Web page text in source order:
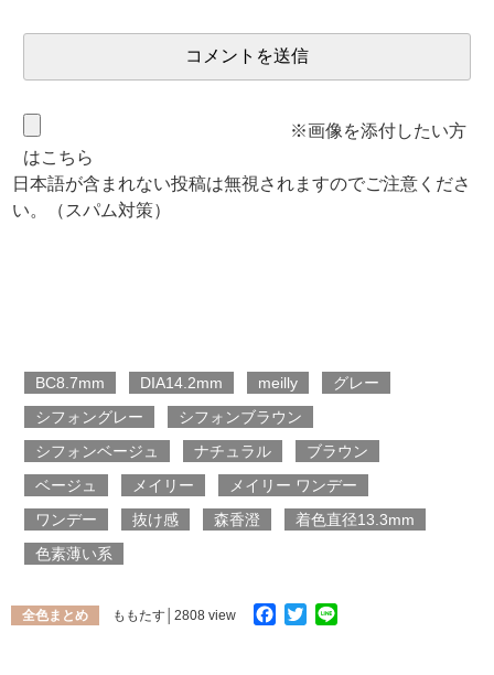
※画像を添付したい方
はこちら
日本語が含まれない投稿は無視されますのでご注意くださ
い。（スパム対策）
BC8.7mm DIA14.2mm meilly
グレー
シフォングレー
シフォンブラウン
シフォンベージュ
ナチュラル
ブラウン
ベージュ
メイリー
メイリー ワンデー
ワンデー
抜け感 森香澄
着色直径13.3mm
色素薄い系
全色まとめ ももたす │2808 view Facebook
Twitter